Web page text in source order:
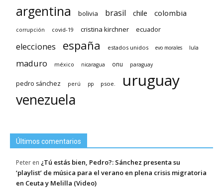
argentina bolivia brasil chile colombia
corrupción covid-19 cristina kirchner ecuador
elecciones españa estados unidos evo morales lula
maduro méxico nicaragua onu paraguay
pedro sánchez perú pp psoe. uruguay
venezuela
Últimos comentarios
Peter en ¿Tú estás bien, Pedro?: Sánchez presenta su
‘playlist’ de música para el verano en plena crisis migratoria
en Ceuta y Melilla (Video)